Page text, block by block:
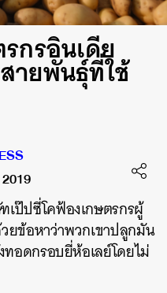
กรอินเดีย
ายพันธุ์ที่ใช้
2019
เป๊ปซี่โคฟ้องเกษตรกรผู้
ยข้อหาว่าพวกเขาปลูกมัน
อดกรอบยี่ห้อเลย์โดยไม่